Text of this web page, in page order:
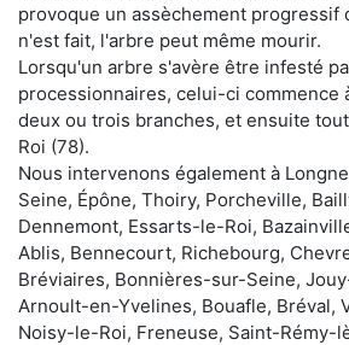
provoque un assèchement progressif
n'est fait, l'arbre peut même mourir.
Lorsqu'un arbre s'avère être infesté
processionnaires, celui-ci commence
deux ou trois branches, et ensuite
Roi (78).
Nous intervenons également à
Seine, Épône, Thoiry, Porcheville,
Dennemont, Essarts-le-Roi,
Ablis, Bennecourt, Richebourg,
Bréviaires, Bonnières-sur-Seine,
Arnoult-en-Yvelines, Bouafle, Bréval,
Noisy-le-Roi, Freneuse, Saint-Rémy-